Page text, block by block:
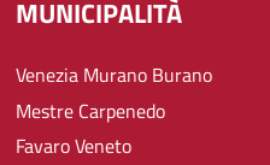
MUNICIPALITÀ
Venezia Murano Burano
Mestre Carpenedo
Favaro Veneto